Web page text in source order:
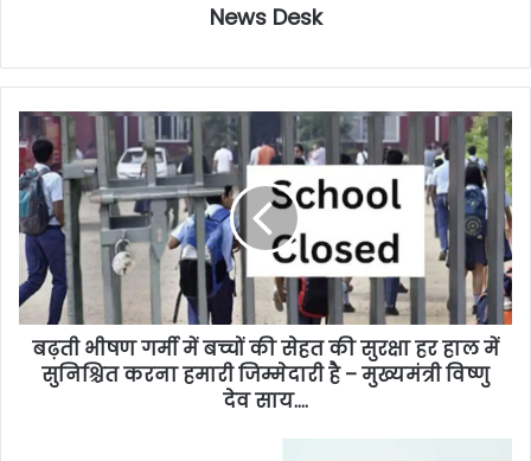
News Desk
बढ़ती भीषण गर्मी में बच्चों की सेहत की सुरक्षा हर हाल में
सुनिश्चित करना हमारी जिम्मेदारी है – मुख्यमंत्री विष्णु
देव साय….